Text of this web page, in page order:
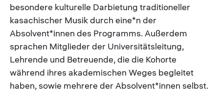
besondere kulturelle Darbietung traditioneller
kasachischer Musik durch eine*n der
Absolvent*innen des Programms. Außerdem
sprachen Mitglieder der Universitätsleitung,
Lehrende und Betreuende, die die Kohorte
während ihres akademischen Weges begleitet
haben, sowie mehrere der Absolvent*innen selbst.